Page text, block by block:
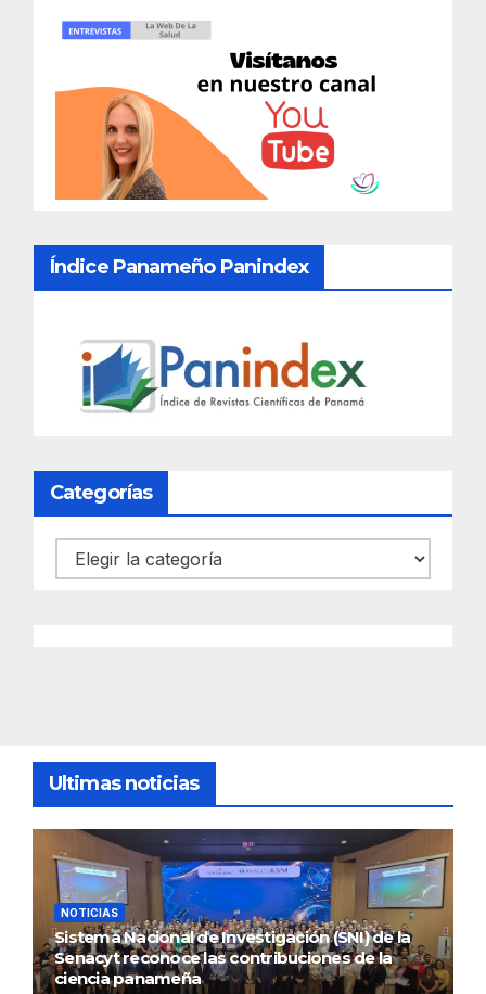
Índice Panameño Panindex
Categorías
Categorías
Ultimas noticias
NOTICIAS
Sistema Nacional de Investigación (SNI) de la
Senacyt reconoce las contribuciones de la
ciencia panameña